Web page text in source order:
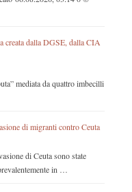
creata dalla DGSE, dalla CIA
mediata da quattro imbecilli
di migranti contro Ceuta
di Ceuta sono state
in …